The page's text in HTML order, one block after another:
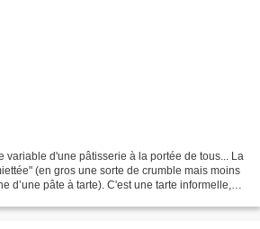
variable d'une pâtisserie à la portée de tous... La
(en gros une sorte de crumble mais moins
d’une pâte à tarte). C'est une tarte informelle,